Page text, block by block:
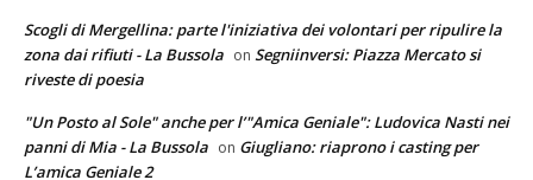
Scogli di Mergellina: parte l'iniziativa dei volontari per ripulire la
zona dai rifiuti - La Bussola on Segniinversi: Piazza Mercato si
riveste di poesia
"Un Posto al Sole" anche per l’"Amica Geniale": Ludovica Nasti nei
panni di Mia - La Bussola on Giugliano: riaprono i casting per
L’amica Geniale 2